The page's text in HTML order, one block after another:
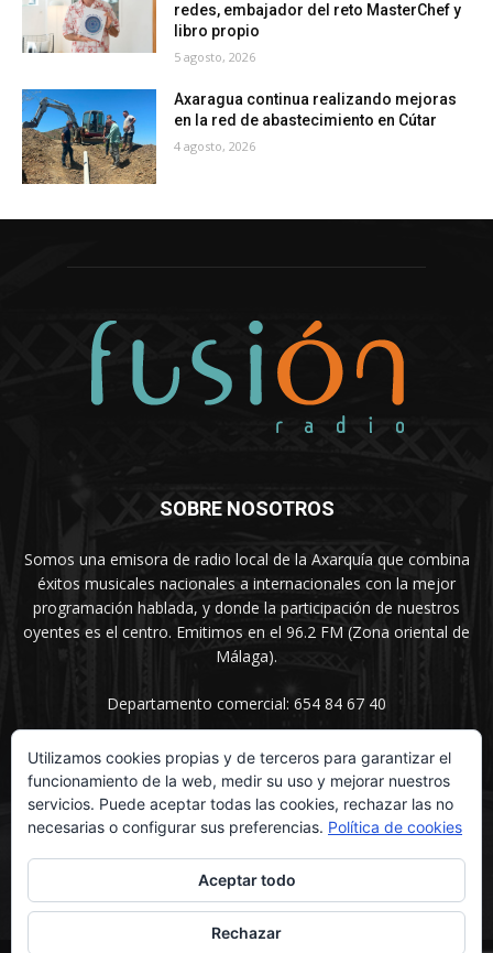
redes, embajador del reto MasterChef y
libro propio
5 agosto, 2026
Axaragua continua realizando mejoras
en la red de abastecimiento en Cútar
4 agosto, 2026
SOBRE NOSOTROS
Somos una emisora de radio local de la Axarquía que combina
éxitos musicales nacionales a internacionales con la mejor
programación hablada, y donde la participación de nuestros
oyentes es el centro. Emitimos en el 96.2 FM (Zona oriental de
Málaga).
Departamento comercial: 654 84 67 40
SÍGUENOS
Utilizamos cookies propias y de terceros para garantizar el
funcionamiento de la web, medir su uso y mejorar nuestros
servicios. Puede aceptar todas las cookies, rechazar las no
necesarias o configurar sus preferencias. Política de cookies
Aceptar todo
Rechazar